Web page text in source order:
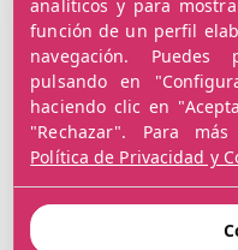
mediante
Antes de emitir
resulta
encuentra
operador
analíticos y para
función de un perfil
navegación. Puedes
pulsando en
haciendo clic en
"Rechazar". Para
Política de Privacidad y